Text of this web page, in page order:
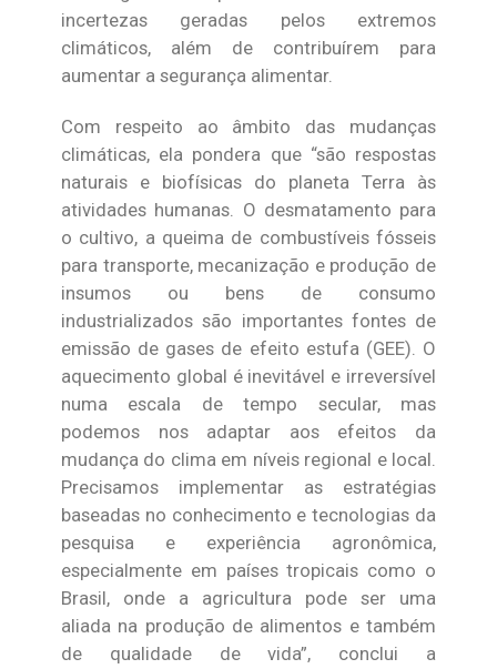
incertezas geradas pelos extremos
climáticos, além de contribuírem para
aumentar a segurança alimentar.
Com respeito ao âmbito das mudanças
climáticas, ela pondera que “são respostas
naturais e biofísicas do planeta Terra às
atividades humanas. O desmatamento para
o cultivo, a queima de combustíveis fósseis
para transporte, mecanização e produção de
insumos ou bens de consumo
industrializados são importantes fontes de
emissão de gases de efeito estufa (GEE). O
aquecimento global é inevitável e irreversível
numa escala de tempo secular, mas
podemos nos adaptar aos efeitos da
mudança do clima em níveis regional e local.
Precisamos implementar as estratégias
baseadas no conhecimento e tecnologias da
pesquisa e experiência agronômica,
especialmente em países tropicais como o
Brasil, onde a agricultura pode ser uma
aliada na produção de alimentos e também
de qualidade de vida”, conclui a